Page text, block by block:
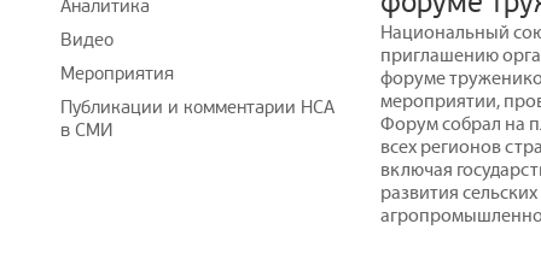
Национальный
приглашению
форуме
мероприятии,
Форум собрал на
всех регионов
включая
развития
Аналитика
Видео
Мероприятия
Публикации и комментарии НСА
в СМИ